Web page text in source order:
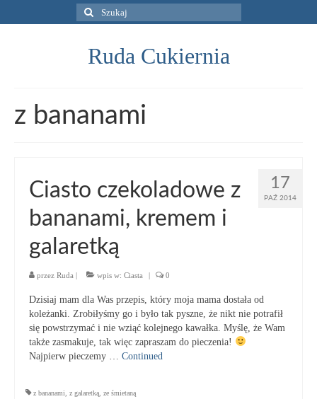
Szuklaj
w:
Ruda Cukiernia
z bananami
17
PAŹ 2014
Ciasto czekoladowe z
bananami, kremem i
galaretką
przez Ruda | wpis w: Ciasta | 0
Dzisiaj mam dla Was przepis, który moja mama dostała od
koleżanki. Zrobiłyśmy go i było tak pyszne, że nikt nie potrafił
się powstrzymać i nie wziąć kolejnego kawałka. Myślę, że Wam
także zasmakuje, tak więc zapraszam do pieczenia!
Najpierw pieczemy … Continued
z bananami z galaretką ze śmietaną